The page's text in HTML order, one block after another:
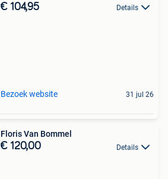
€ 104,95 Details
Bezoek website 31 jul 26
Floris Van Bommel
€ 120,00 Details